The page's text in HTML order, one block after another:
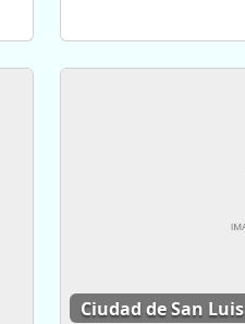
Ciudad de San Luis